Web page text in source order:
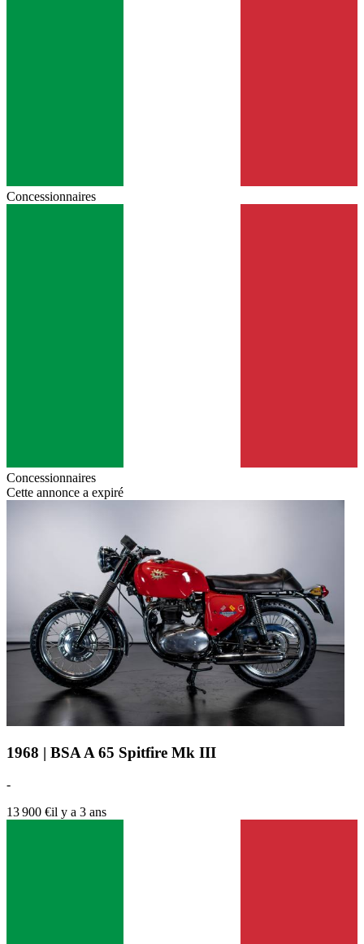
Concessionnaires
Concessionnaires
Cette annonce a expiré
1968 | BSA A 65 Spitfire Mk III
-
13 900 €il y a 3 ans